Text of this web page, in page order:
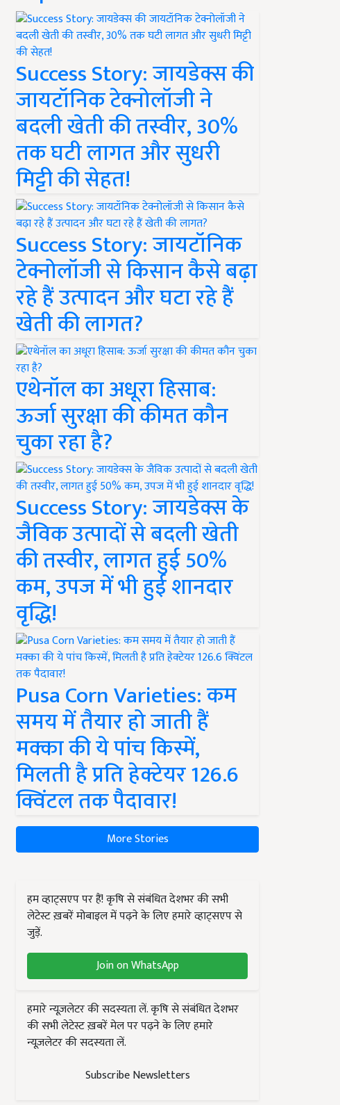
Success Story: जायडेक्स की
जायटॉनिक टेक्नोलॉजी ने
बदली खेती की तस्वीर, 30%
तक घटी लागत और सुधरी
मिट्टी की सेहत!
Success Story: जायटॉनिक
टेक्नोलॉजी से किसान कैसे बढ़ा
रहे हैं उत्पादन और घटा रहे हैं
खेती की लागत?
एथेनॉल का अधूरा हिसाब:
ऊर्जा सुरक्षा की कीमत कौन
चुका रहा है?
Success Story: जायडेक्स के
जैविक उत्पादों से बदली खेती
की तस्वीर, लागत हुई 50%
कम, उपज में भी हुई शानदार
वृद्धि!
Pusa Corn Varieties: कम
समय में तैयार हो जाती हैं
मक्का की ये पांच किस्में,
मिलती है प्रति हेक्टेयर 126.6
क्विंटल तक पैदावार!
More Stories
हम व्हाट्सएप पर हैं! कृषि से संबंधित देशभर की सभी
लेटेस्ट ख़बरें मोबाइल में पढ़ने के लिए हमारे व्हाट्सएप से
जुड़ें.
Join on WhatsApp
हमारे न्यूज़लेटर की सदस्यता लें. कृषि से संबंधित देशभर
की सभी लेटेस्ट ख़बरें मेल पर पढ़ने के लिए हमारे
न्यूज़लेटर की सदस्यता लें.
Subscribe Newsletters